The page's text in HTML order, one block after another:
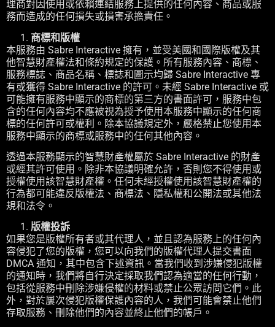
理商對因使用或依賴連結服務上提供的任何內容、商品或服
務而造成的任何損失或損害承擔責任。
商標和版權
本服務由 Sabre Interactive 擁有，並受美國和國際版權及其
他智慧財產權法和條約規定的保護。所有服務內容、商標、
服務標誌、商品名稱、標誌和圖示均歸 Sabre Interactive 專
有或獲得 Sabre Interactive 的許可。未經 Sabre Interactive 或
可能擁有服務中顯示的商標的第三方的書面許可，服務中包
含的任何內容均不應被視為授予使用本服務中顯示的任何商
標的任何許可或權利。除本協議規定外，嚴格禁止您使用本
服務中顯示的商標或服務中的任何其他內容。
透過本服務顯示的智慧財產權屬於 Sabre Interactive 的財產
或經其許可使用。除非本協議明確允許，否則您不得使用或
授權使用該智慧財產權。任何未經授權使用該智慧財產權的
行為都可能違反版權法、商標法、隱私權和公開法或其他法
規和法令。
版權投訴
如果您是版權所有者或其代理人，並且認為服務上的任何內
容侵犯了您的版權，您可以向我們的版權代理人提交書面
DMCA 通知，其中包含下述資訊。當我們收到涉嫌侵犯版權
的通知時，我們將自行決定採取我們認為適當的任何行動，
包括從服務中刪除涉嫌侵權的材料或禁止公眾訪問它們。此
外，對於屢次侵犯版權保護內容的人，我們可能會禁止他們
存取服務、刪除他們的內容並終止他們的帳戶。